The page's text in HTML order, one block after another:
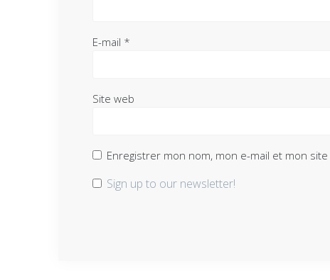
E-mail *
Site web
Enregistrer mon nom, mon e-mail et mon
Sign up to our newsletter!